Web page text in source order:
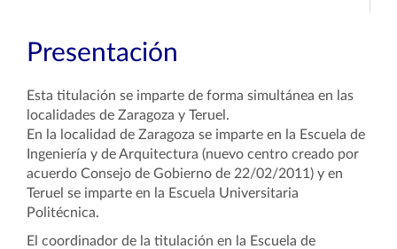
Presentación
Esta titulación se imparte de forma simultánea en las
localidades de Zaragoza y Teruel.
En la localidad de Zaragoza se imparte en la Escuela de
Ingeniería y de Arquitectura (nuevo centro creado por
acuerdo Consejo de Gobierno de 22/02/2011) y en
Teruel se imparte en la Escuela Universitaria
Politécnica.
El coordinador de la titulación en la Escuela de